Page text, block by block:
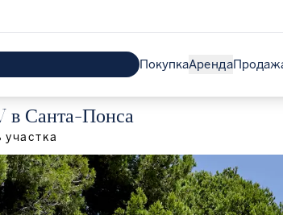
ПокупкаАренда
в Санта-Понса